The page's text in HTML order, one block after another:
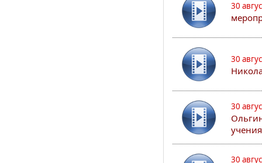
30
30
30
30